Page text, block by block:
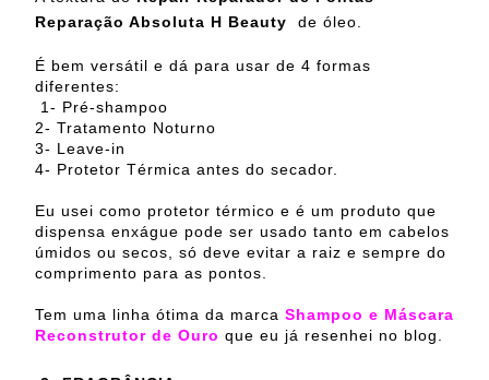
Reparação Absoluta H Beauty
de óleo.
É bem versátil e dá para usar de 4 formas
diferentes:
1- Pré-shampoo
2- Tratamento Noturno
3- Leave-in
4- Protetor Térmica antes do secador.
Eu usei como protetor térmico e é um produto que
dispensa enxágue pode ser usado tanto em cabelos
úmidos ou secos, só deve evitar a raiz e sempre do
comprimento para as pontos.
Tem uma linha ótima da marca Shampoo e Máscara
Reconstrutor de Ouro que eu já resenhei no blog.